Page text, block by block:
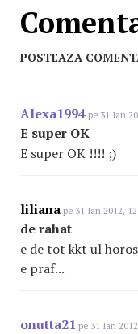
POSTEAZA
Alexa1994 pe 31 Ian
E super OK
E super OK !!!! ;)
liliana pe 31 Ian 2012,
de rahat
e de tot kkt ul
e praf...
onutta21 pe 31 Ian